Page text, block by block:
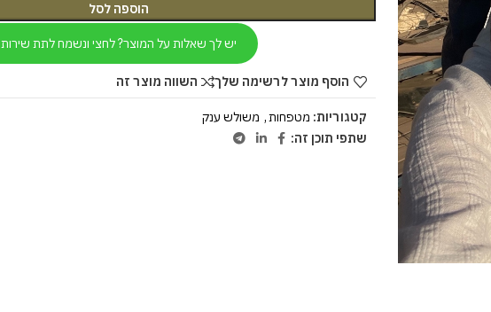
הוספה לסל
יש לך שאלות על המוצר? לחצי ונשמח לתת שירות
הוסף מוצר לרשימה שלך השווה מוצר זה
קטגוריות: מטפחות, משולש ענק
שתפי תוכן זה: